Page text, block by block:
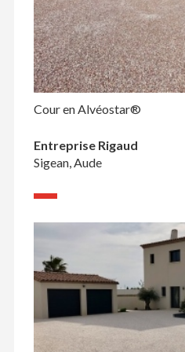
Cour en Alvéostar®
Entreprise Rigaud
Sigean, Aude